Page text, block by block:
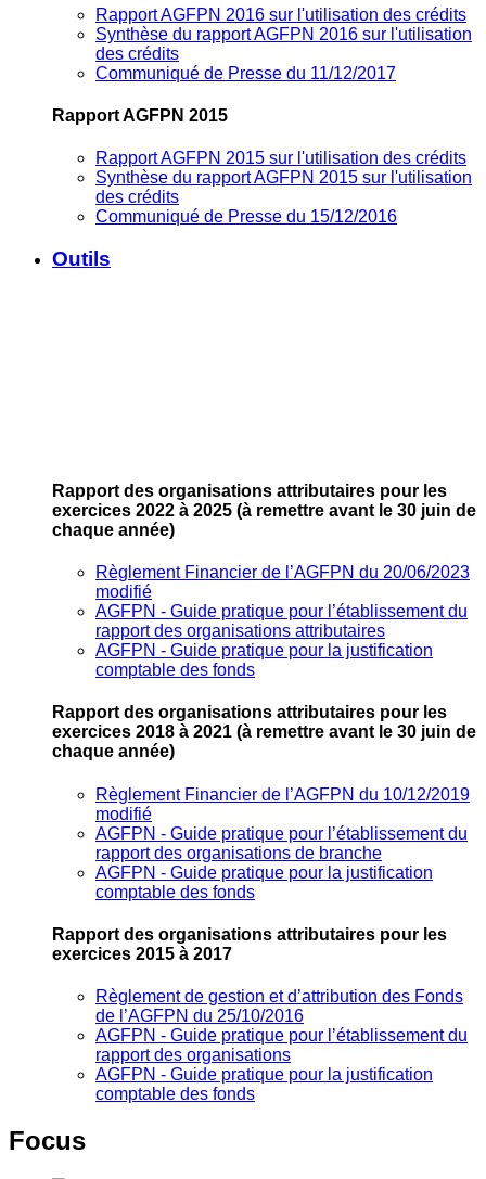
Rapport AGFPN 2016 sur l'utilisation des crédits
Synthèse du rapport AGFPN 2016 sur l'utilisation
des crédits
Communiqué de Presse du 11/12/2017
Rapport AGFPN 2015
Rapport AGFPN 2015 sur l'utilisation des crédits
Synthèse du rapport AGFPN 2015 sur l'utilisation
des crédits
Communiqué de Presse du 15/12/2016
Outils
Rapport des organisations attributaires pour les
exercices 2022 à 2025 (à remettre avant le 30 juin de
chaque année)
Règlement Financier de l’AGFPN du 20/06/2023
modifié
AGFPN ‐ Guide pratique pour l’établissement du
rapport des organisations attributaires
AGFPN ‐ Guide pratique pour la justification
comptable des fonds
Rapport des organisations attributaires pour les
exercices 2018 à 2021 (à remettre avant le 30 juin de
chaque année)
Règlement Financier de l’AGFPN du 10/12/2019
modifié
AGFPN ‐ Guide pratique pour l’établissement du
rapport des organisations de branche
AGFPN ‐ Guide pratique pour la justification
comptable des fonds
Rapport des organisations attributaires pour les
exercices 2015 à 2017
Règlement de gestion et d’attribution des Fonds
de l’AGFPN du 25/10/2016
AGFPN ‐ Guide pratique pour l’établissement du
rapport des organisations
AGFPN ‐ Guide pratique pour la justification
comptable des fonds
Focus